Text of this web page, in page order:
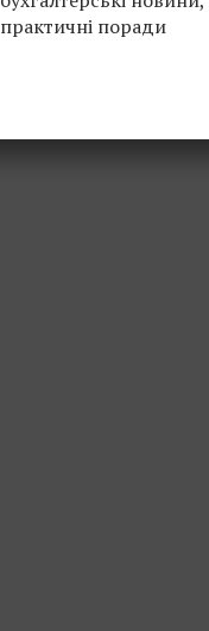
практичні поради